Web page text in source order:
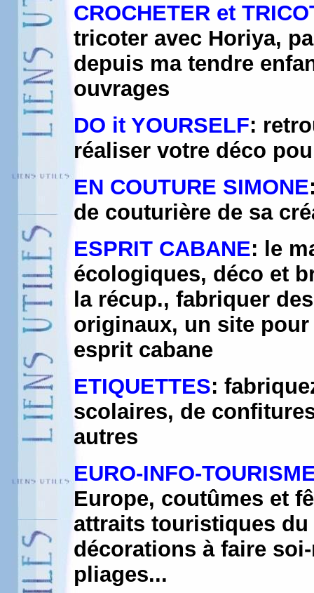
CROCHETER et
tricoter avec Horiya,
depuis ma tendre
ouvrages
DO it YOURSELF:
réaliser votre déco
EN COUTURE SIMONE
de couturière de sa
ESPRIT CABANE: le
écologiques, déco et
la récup., fabriquer
originaux, un site
esprit cabane
ETIQUETTES:
scolaires, de
autres
EURO-INFO-
Europe, coutûmes et
attraits touristiques
décorations à faire
pliages...